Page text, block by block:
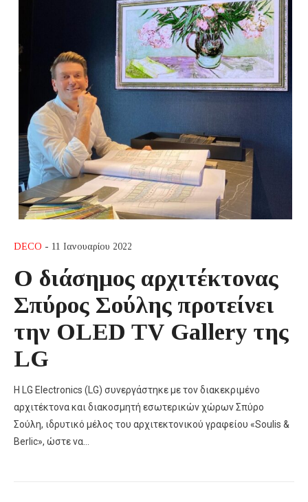
DECO - 11 Ιανουαρίου 2022
Ο διάσημος αρχιτέκτονας
Σπύρος Σούλης προτείνει
την OLED TV Gallery της
LG
Η LG Electronics (LG) συνεργάστηκε με τον διακεκριμένο
αρχιτέκτονα και διακοσμητή εσωτερικών χώρων Σπύρο
Σούλη, ιδρυτικό μέλος του αρχιτεκτονικού γραφείου «Soulis &
Berlic», ώστε να…